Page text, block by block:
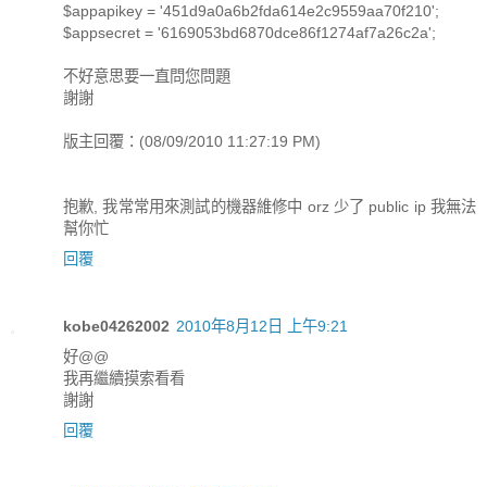
$appapikey = '451d9a0a6b2fda614e2c9559aa70f210';
$appsecret = '6169053bd6870dce86f1274af7a26c2a';
不好意思要一直問您問題
謝謝
版主回覆：(08/09/2010 11:27:19 PM)
抱歉, 我常常用來測試的機器維修中 orz 少了 public ip 我無法
幫你忙
回覆
kobe04262002 2010年8月12日 上午9:21
好@@
我再繼續摸索看看
謝謝
回覆